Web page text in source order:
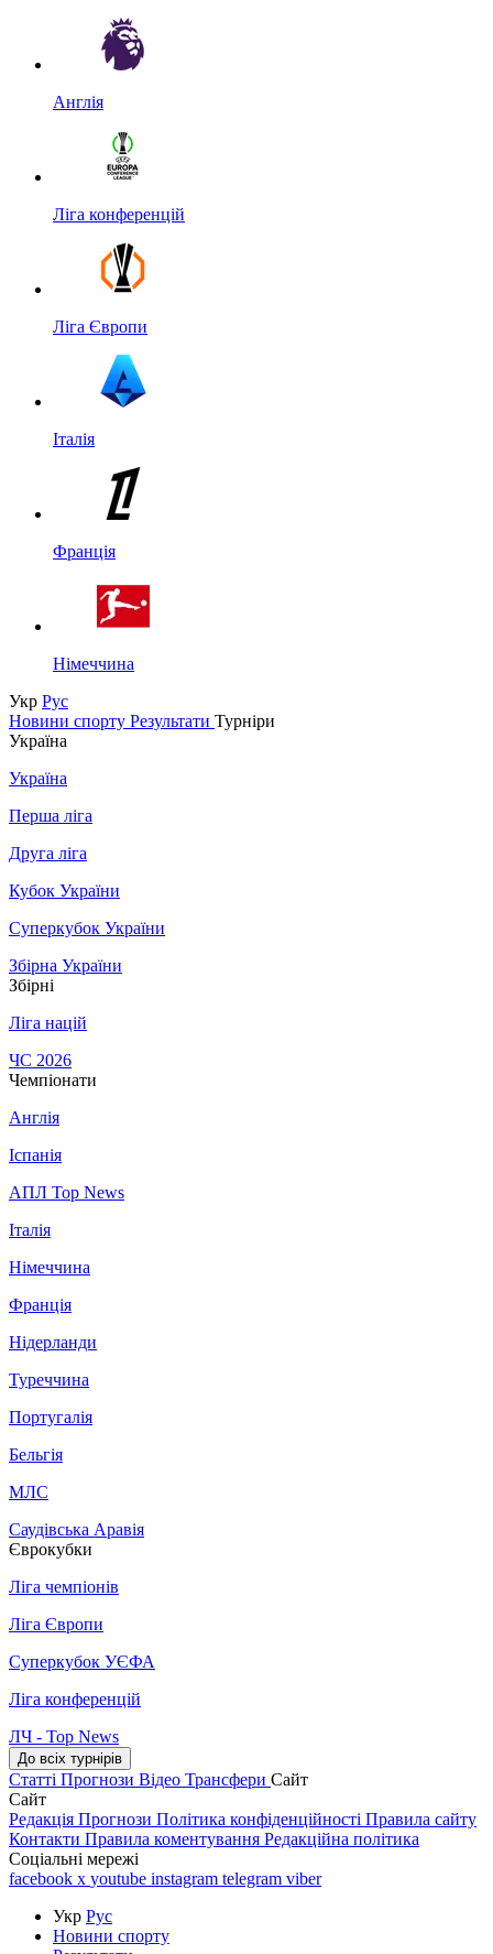
Англія
Ліга конференцій
Ліга Європи
Італія
Франція
Німеччина
Укр Рус
Новини спорту Результати Турніри
Україна
Україна
Перша ліга
Друга ліга
Кубок України
Суперкубок України
Збірна України
Збірні
Ліга націй
ЧС 2026
Чемпіонати
Англія
Іспанія
АПЛ Top News
Італія
Німеччина
Франція
Нідерланди
Туреччина
Португалія
Бельгія
МЛС
Саудівська Аравія
Єврокубки
Ліга чемпіонів
Ліга Європи
Суперкубок УЄФА
Ліга конференцій
ЛЧ - Top News
До всіх турнірів
Статті Прогнози Відео Трансфери Сайт
Сайт
Редакція Прогнози Політика конфіденційності Правила сайту
Контакти Правила коментування Редакційна політика
Соціальні мережі
facebook x youtube instagram telegram viber
Укр Рус
Новини спорту